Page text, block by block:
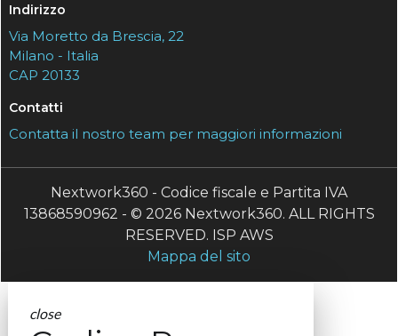
Indirizzo
Via Moretto da Brescia, 22
Milano - Italia
CAP 20133
Contatti
Contatta il nostro team per maggiori informazioni
Nextwork360 - Codice fiscale e Partita IVA
13868590962 - © 2026 Nextwork360. ALL RIGHTS
RESERVED. ISP AWS
Mappa del sito
close